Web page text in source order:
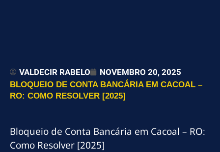
VALDECIR RABELO NOVEMBRO 20, 2025
BLOQUEIO DE CONTA BANCÁRIA EM CACOAL –
RO: COMO RESOLVER [2025]
Bloqueio de Conta Bancária em Cacoal – RO:
Como Resolver [2025]